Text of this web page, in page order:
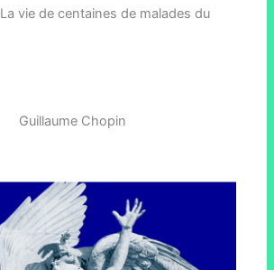
vie de centaines de malades du
Guillaume Chopin